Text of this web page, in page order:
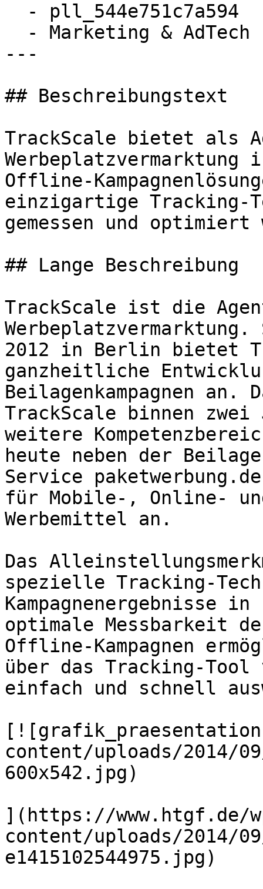
---
## Beschreibungstext
TrackScale bietet als
Offline-
einzigartige Tracking-
gemessen und optimiert
## Lange Beschreibung
TrackScale ist die
2012 in Berlin bietet
ganzheitliche
Beilagenkampagnen
TrackScale binnen
weitere
heute neben der
Service
für Mobile-, Online-
Werbemittel an.
Das
spezielle Tracking-
optimale Messbarkeit
Offline-Kampagnen
über das Tracking-Tool
einfach und schnell
content/uploads/2014/
600x542.jpg)
](https://www.htgf.de/
content/uploads/2014/
e1415102544975.jpg)